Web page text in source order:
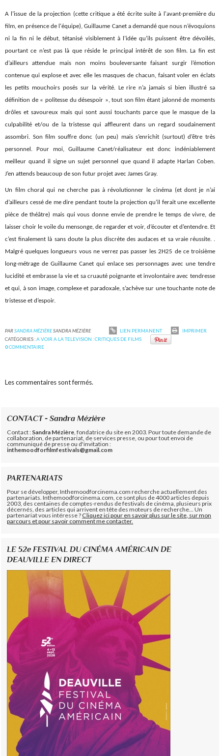
A l’issue de la projection (cette critique a été écrite suite à l'avant-première du
film, en présence de l'équipe), Guillaume Canet a demandé que nous n’évoquions
ni la fin ni le début, tétanisé visiblement à l’idée qu’ils puissent être dévoilés,
pourtant ce n’est pas là que réside le principal intérêt de son film. La fin est
d’ailleurs attendue mais non moins bouleversante faisant surgir l’émotion
contenue qui explose et avec elle les masques de chacun, faisant voler en éclats
les petits mouchoirs posés sur la vérité. Le rire n’a jamais si bien illustré sa
définition de « politesse du désespoir », tout son film étant jalonné de moments
drôles et savoureux mais qui sont aussi touchants parce que le masque de la
culpabilité et/ou de la tristesse qui affleurent dans un regard soudainement
assombri. Son film souffre donc (un peu) mais s’enrichit (surtout) d’être très
personnel. Pour moi, Guillaume Canet/réalisateur est donc indéniablement
meilleur quand il signe un sujet personnel que quand il adapte Harlan Coben.
J’en attends beaucoup de son futur projet avec James Gray.
Un film choral qui ne cherche pas à révolutionner le cinéma (et dont je n’ai
d’ailleurs cessé de me dire pendant toute la projection qu’il ferait une excellente
pièce de théâtre) mais qui vous donne envie de prendre le temps de vivre, de
laisser choir le voile du mensonge, de regarder et voir, d’écouter et d’entendre. Et
c’est finalement là sans doute la plus discrète des audaces et sa vraie réussite. .
Malgré quelques longueurs vous ne verrez pas passer les 2H25 de ce troisième
long-métrage de Guillaume Canet qui enlace ses personnages avec une tendre
lucidité et embrasse la vie et sa cruauté poignante et involontaire avec tendresse
et qui, à son image, complexe et paradoxale, s’achève sur une touchante note de
tristesse et d’espoir.
PARSANDRA MÉZIÈRESANDRA MÉZIÈRE LIEN PERMANENT
IMPRIMER
CATÉGORIES :A VOIR A LA TELEVISION : CRITIQUES DE FILMS
0COMMENTAIRE
Les commentaires sont fermés.
CONTACT - Sandra Mézière
Contact : Sandra Mézière , fondatrice du site en 2003. Pour toute demande de
collaboration, de partenariat, de services presse, ou pour tout envoi de
communiqué de presse ou d'invitation :
inthemoodforfilmfestivals@gmail.com
PARTENARIATS
Pour se développer, Inthemoodforcinema.com recherche actuellement des
partenariats. Inthemoodforcinema.com, ce sont plus de 4000 articles depuis
2003, des centaines de comptes-rendus de festivals de cinéma, plusieurs prix
décernés, des articles qui arrivent en tête des moteurs de recherche... Un
partenariat vous intéresse ?Cliquez ici pour en savoir plus sur le site, sur mon
parcours et pour savoir comment me contacter.
LE 52e FESTIVAL DU CINÉMA AMÉRICAIN DE
DEAUVILLE EN DIRECT